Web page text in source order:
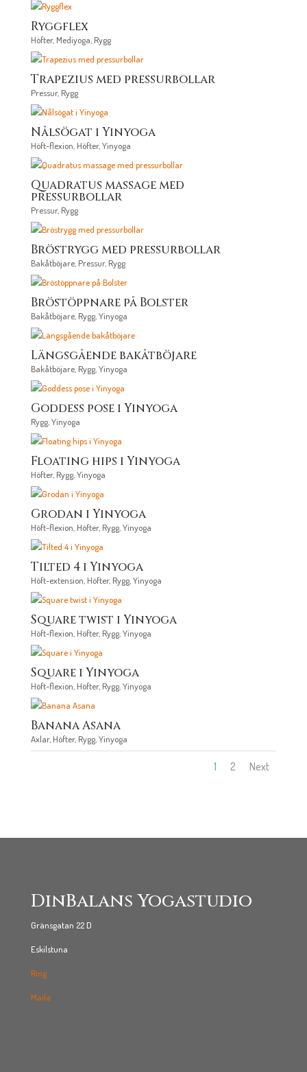
Ryggflex
Höfter, Mediyoga Rygg
Trapezius med pressurbollar
Pressur, Rygg
Nålsögat i Yinyoga
Höft-flexion Höfter, Yinyoga
Quadratus massage med
pressurbollar
Pressur, Rygg
Bröstrygg med pressurbollar
Bakåtböjare, Pressur, Rygg
Bröstöppnare på Bolster
Bakåtböjare, Rygg, Yinyoga
Längsgående bakåtböjare
Bakåtböjare, Rygg, Yinyoga
Goddess pose i Yinyoga
Rygg, Yinyoga
Floating hips i Yinyoga
Höfter, Rygg, Yinyoga
Grodan i Yinyoga
Höft-flexion Höfter, Rygg, Yinyoga
Tilted 4 i Yinyoga
Höft-extension Höfter, Rygg, Yinyoga
Square twist i Yinyoga
Höft-flexion Höfter, Rygg, Yinyoga
Square i Yinyoga
Höft-flexion Höfter, Rygg, Yinyoga
Banana Asana
Axlar, Höfter, Rygg, Yinyoga
1 2 Next
DinBalans Yogastudio
Gränsgatan 22 D
Eskilstuna
Ring
Maila